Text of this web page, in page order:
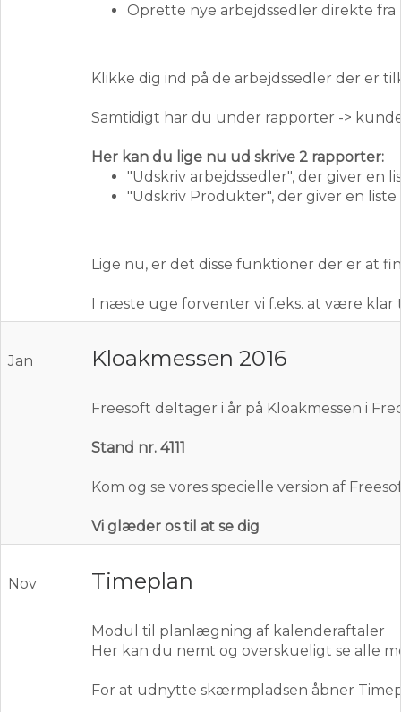
Oprette nye arbejdssedler direkte
Klikke dig ind på de arbejdssedler der er
Samtidigt har du under rapporter ->
Her kan du lige nu ud skrive 2 rapporter:
"Udskriv arbejdssedler", der giver
"Udskriv Produkter", der giver en
Lige nu, er det disse funktioner der er at
I næste uge forventer vi f.eks. at være
Jan Kloakmessen 2016
Freesoft deltager i år på Kloakmessen i
Stand nr. 4111
Kom og se vores specielle version af
Vi glæder os til at se dig
Nov Timeplan
Modul til planlægning af kalenderaftaler
Her kan du nemt og overskueligt se alle
For at udnytte skærmpladsen åbner